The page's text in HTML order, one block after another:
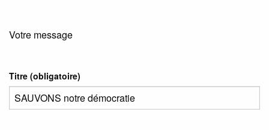
Votre message
Titre (obligatoire)